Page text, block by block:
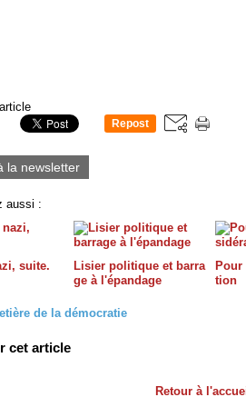
Repost
la newsletter
aussi :
suite.
Lisier politique et barra
ge à l'épandage
Pour
tion
de la démocratie
cet article
Retour à